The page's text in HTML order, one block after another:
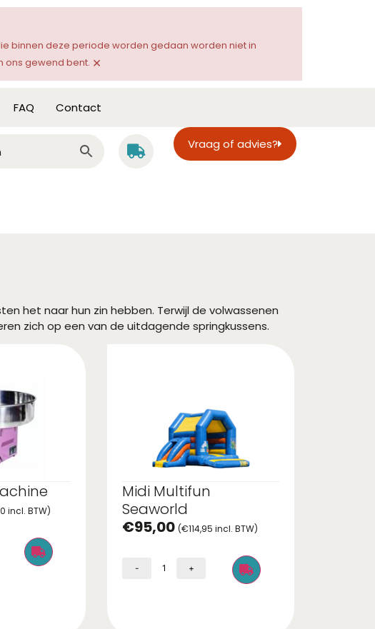
binnen deze periode worden gedaan worden niet in
ons gewend bent. ×
FAQ Contact
Vraag of advies?
het naar hun zin hebben. Terwijl de volwassenen
zich op een van de uitdagende springkussens.
incl. BTW)
Midi Multifun
Seaworld
€95,00 (€114,95 incl. BTW)
- +